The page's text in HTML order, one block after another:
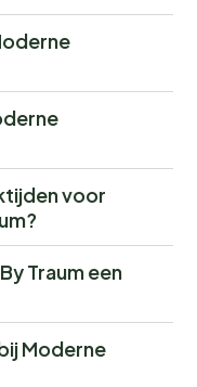
voor
Traum een
Moderne